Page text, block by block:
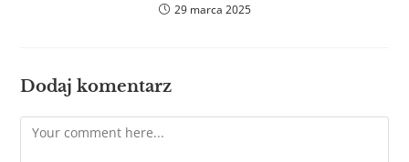
29 marca 2025
Dodaj komentarz